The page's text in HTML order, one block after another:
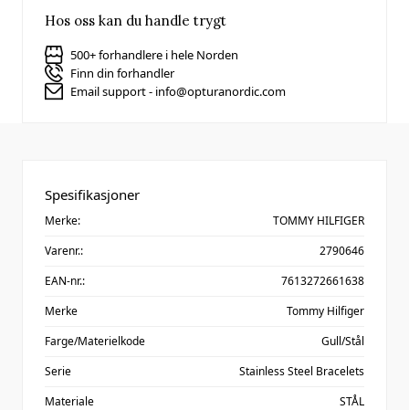
Hos oss kan du handle trygt
500+ forhandlere i hele Norden
Finn din forhandler
Email support - info@opturanordic.com
Spesifikasjoner
Merke:
TOMMY HILFIGER
Varenr.:
2790646
EAN-nr.:
7613272661638
Merke
Tommy Hilfiger
Farge/Materielkode
Gull/Stål
Serie
Stainless Steel Bracelets
Materiale
STÅL